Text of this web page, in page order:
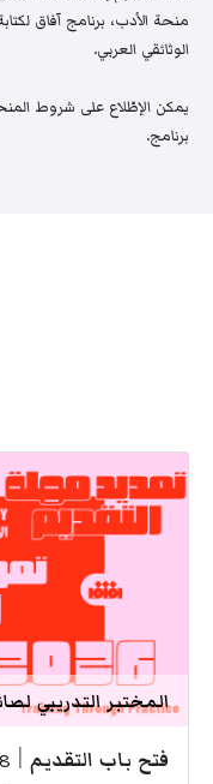
منحة الأدب، برنامج آفاق
الوثائقي العربي.
يمكن الإطّلاع على شروط
برنامج.
المختبر التدريبي
فتح باب التقديم